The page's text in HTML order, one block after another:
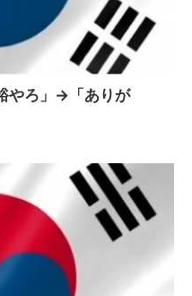
やろ」→「ありが